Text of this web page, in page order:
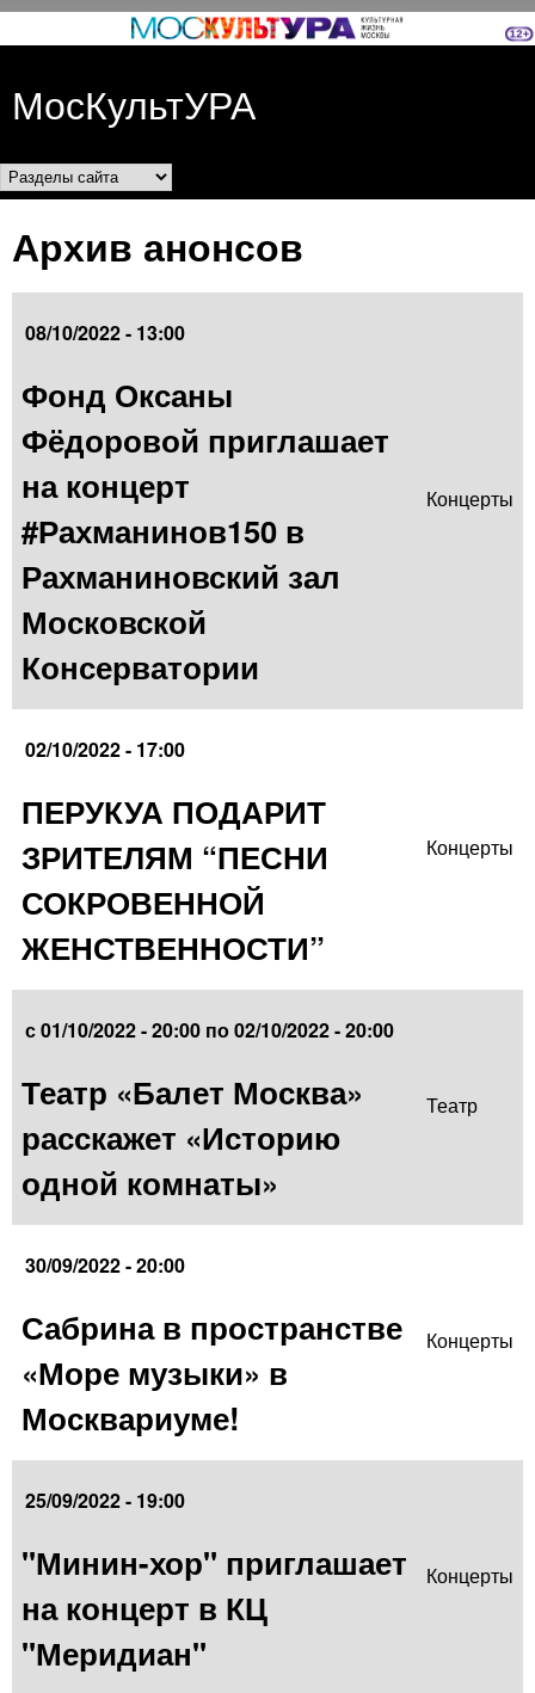
Перейти к основному
МосКультУРА
Разделы сайта
Архив анонсов
08/10/2022 - 13:00
Фонд Оксаны
Фёдоровой приглашает
на концерт
#Рахманинов150 в
Рахманиновский зал
Московской
Консерватории
Концерты
02/10/2022 - 17:00
ПЕРУКУА ПОДАРИТ
ЗРИТЕЛЯМ “ПЕСНИ
СОКРОВЕННОЙ
ЖЕНСТВЕННОСТИ”
Концерты
с01/10/2022 - 20:00 по02/10/2022 - 20:00
Театр «Балет Москва»
расскажет «Историю
одной комнаты»
Театр
30/09/2022 - 20:00
Сабрина в пространстве
«Море музыки» в
Москвариуме!
Концерты
25/09/2022 - 19:00
"Минин-хор" приглашает
на концерт в КЦ
"Меридиан"
Концерты